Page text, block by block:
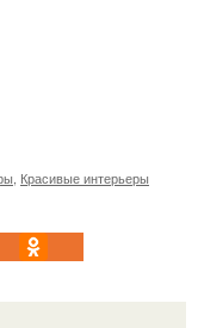
, Красивые интерьеры